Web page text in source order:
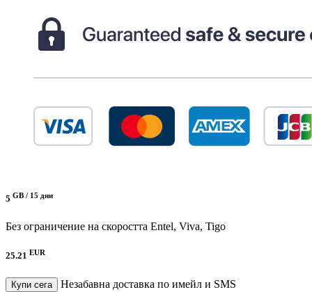
5 GB / 15 дни
Без ограничение на скоростта Entel, Viva, Tigo
25.21 EUR
Купи сега
Незабавна доставка по имейл и SMS